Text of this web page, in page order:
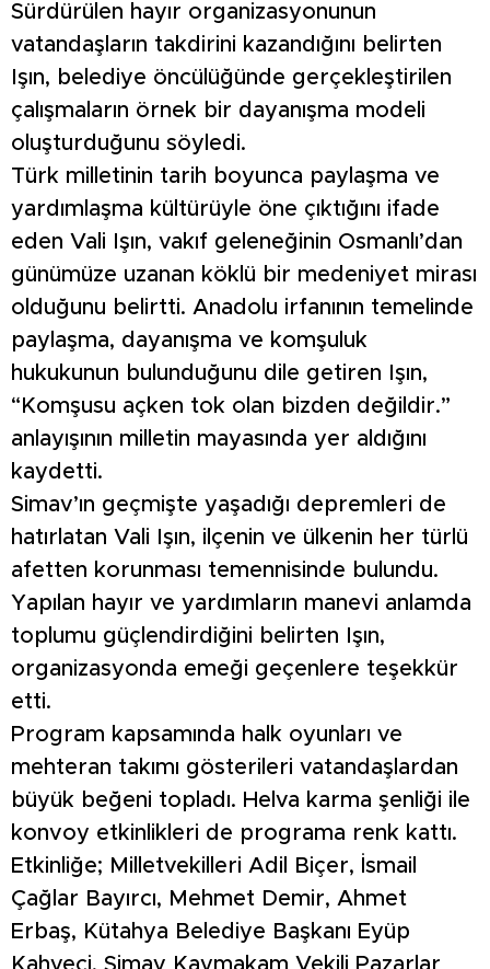
Sürdürülen hayır organizasyonunun
vatandaşların takdirini kazandığını belirten
Işın, belediye öncülüğünde gerçekleştirilen
çalışmaların örnek bir dayanışma modeli
oluşturduğunu söyledi.
Türk milletinin tarih boyunca paylaşma ve
yardımlaşma kültürüyle öne çıktığını ifade
eden Vali Işın, vakıf geleneğinin Osmanlı’dan
günümüze uzanan köklü bir medeniyet mirası
olduğunu belirtti. Anadolu irfanının temelinde
paylaşma, dayanışma ve komşuluk
hukukunun bulunduğunu dile getiren Işın,
“Komşusu açken tok olan bizden değildir.”
anlayışının milletin mayasında yer aldığını
kaydetti.
Simav’ın geçmişte yaşadığı depremleri de
hatırlatan Vali Işın, ilçenin ve ülkenin her türlü
afetten korunması temennisinde bulundu.
Yapılan hayır ve yardımların manevi anlamda
toplumu güçlendirdiğini belirten Işın,
organizasyonda emeği geçenlere teşekkür
etti.
Program kapsamında halk oyunları ve
mehteran takımı gösterileri vatandaşlardan
büyük beğeni topladı. Helva karma şenliği ile
konvoy etkinlikleri de programa renk kattı.
Etkinliğe; Milletvekilleri Adil Biçer, İsmail
Çağlar Bayırcı, Mehmet Demir, Ahmet
Erbaş, Kütahya Belediye Başkanı Eyüp